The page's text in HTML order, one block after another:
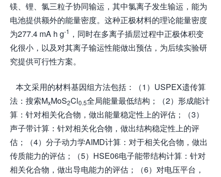
镁、锂、氯三粒子协同输运，其中氯离子发生输运，能为
电池提供额外的能量密度。这种正极材料的理论能量密度
为277.4 mA h g-1 ，同时在多离子插层过程中正极体积变
化很小，以及对其离子输运性能做出预估，为后续实验研
究提供可行性方案。
本文采用的材料基因组方法包括：（1）USPEX遗传算
法：搜索MxMoS2Cl0.5全局能量最低结构；（2）形成能计
算：针对相关化合物，做出能量稳定性上的评估；（3）
声子带计算：针对相关化合物，做出结构稳定性上的评
估；（4）分子动力学AIMD计算：对于相关化合物，做出
传质能力的评估；（5）HSE06电子能带结构计算：针对
相关化合物，做出导电能力的评估；（6）对电压平台，